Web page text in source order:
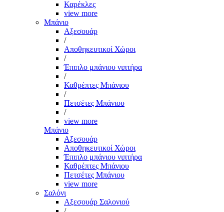
Καρέκλες
view more
Μπάνιο
Αξεσουάρ
/
Αποθηκευτικοί Χώροι
/
Έπιπλο μπάνιου νιπτήρα
/
Καθρέπτες Μπάνιου
/
Πετσέτες Μπάνιου
/
view more
Μπάνιο
Αξεσουάρ
Αποθηκευτικοί Χώροι
Έπιπλο μπάνιου νιπτήρα
Καθρέπτες Μπάνιου
Πετσέτες Μπάνιου
view more
Σαλόνι
Αξεσουάρ Σαλονιού